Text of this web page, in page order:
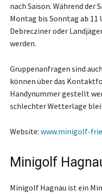
nach Saison. Während der
Montag bis Sonntag ab 11
Debrecziner oder
werden.
Gruppenanfragen sind
können über das
Handynummer gestellt
schlechter Wetterlage
Website: www.minigolf-
Minigolf
Minigolf Hagnau ist ein